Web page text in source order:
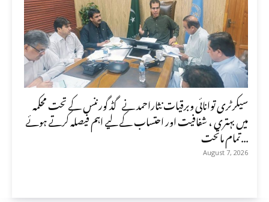
سیکرٹری توانائی وبرقیات نثاراحمد نے گڈ گورننس کے تحت محکمہ
میں بہتری ، شفافیت اور احتساب کے لیے اہم فیصلہ کرتے ہوئے
تمام ماتحت...
August 7, 2026